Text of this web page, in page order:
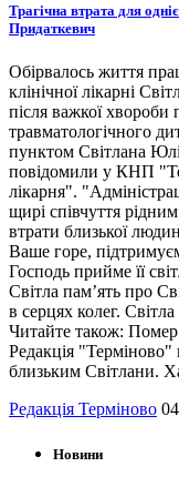
Трагічна втрата для
Придаткевич
Обірвалось життя
клінічної лікарні
після важкої
травматологічного
пунктом Світлана
повідомили у КНП
лікарня".
щирі співчуття
втрати близької
Ваше горе,
Господь прийме її
Світла пам’ять про
в серцях колег.
Читайте також:
Редакція "Терміново"
близьким Світлани.
Редакція Терміново
Новини